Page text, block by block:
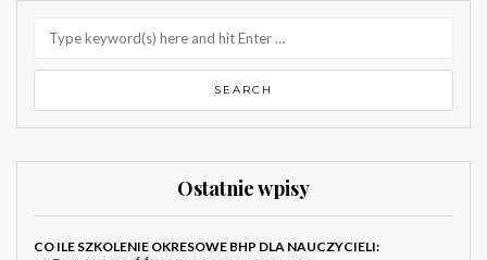
Ostatnie wpisy
CO ILE SZKOLENIE OKRESOWE BHP DLA NAUCZYCIELI: